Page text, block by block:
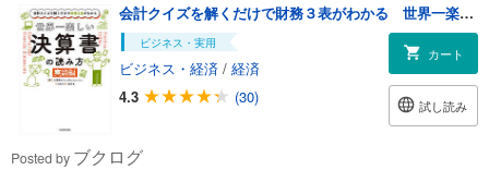
会計クイズを解くだけで財務３表がわかる 世界一楽しい決算書の読み方 ［実践編］
ビジネス・実用
ビジネス・経済 / 経済
4.3
(30)
カート
試し読み
Posted by ブクログ